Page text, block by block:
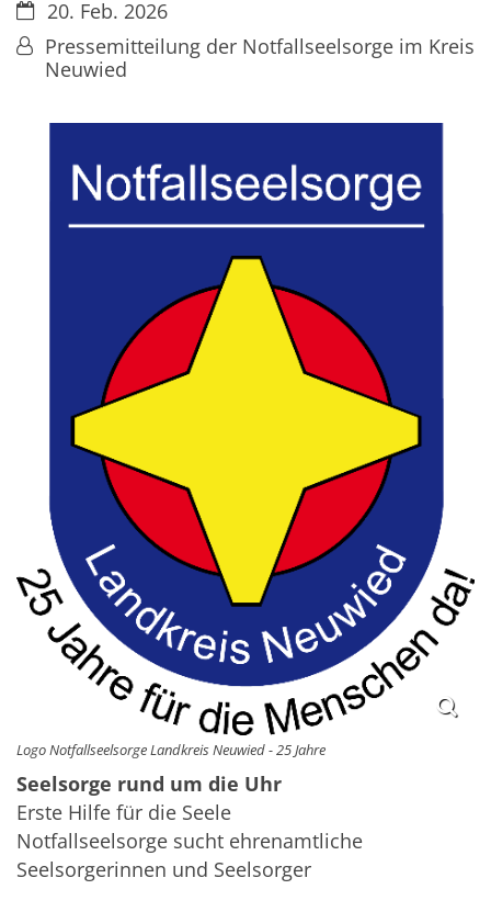
Datum:20. Feb. 2026
Von:Pressemitteilung der Notfallseelsorge im Kreis
Neuwied
Logo Notfallseelsorge Landkreis Neuwied - 25 Jahre
Seelsorge rund um die Uhr
Erste Hilfe für die Seele
Notfallseelsorge sucht ehrenamtliche
Seelsorgerinnen und Seelsorger